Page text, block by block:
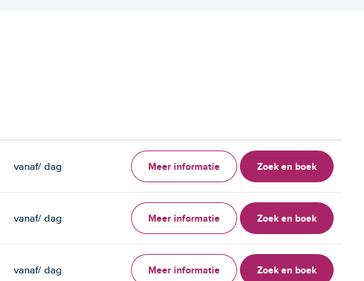
vanaf/ dag Meer informatie Zoek en boek
vanaf/ dag Meer informatie Zoek en boek
vanaf/ dag Meer informatie Zoek en boek